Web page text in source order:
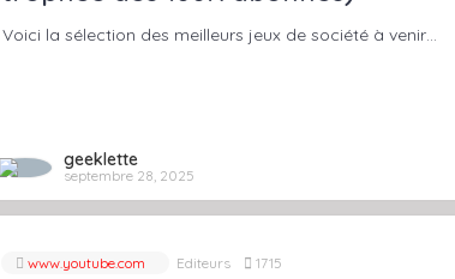
Voici la sélection des meilleurs jeux de société à venir…
geeklette
septembre 28, 2025
www.youtube.com Editeurs 1715